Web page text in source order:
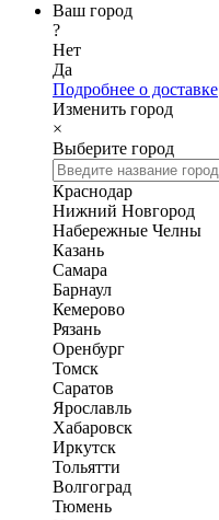
Ваш город
?
Нет
Да
Подробнее о доставке
Изменить город
×
Выберите город
Краснодар
Нижний Новгород
Набережные Челны
Казань
Самара
Барнаул
Кемерово
Рязань
Оренбург
Томск
Саратов
Ярославль
Хабаровск
Иркутск
Тольятти
Волгоград
Тюмень